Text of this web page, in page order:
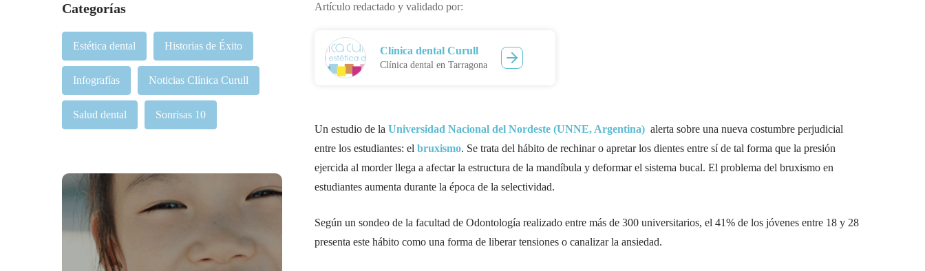
Categorías
Estética dental Historias de Éxito
Infografías Noticias Clínica Curull
Salud dental Sonrisas 10
Artículo redactado y validado por:
Clínica dental Curull
Clínica dental en Tarragona
Un estudio de la Universidad Nacional del Nordeste (UNNE, Argentina) alerta sobre una nueva costumbre perjudicial
entre los estudiantes: el bruxismo. Se trata del hábito de rechinar o apretar los dientes entre sí de tal forma que la presión
ejercida al morder llega a afectar la estructura de la mandíbula y deformar el sistema bucal. El problema del bruxismo en
estudiantes aumenta durante la época de la selectividad.
Según un sondeo de la facultad de Odontología realizado entre más de 300 universitarios, el 41% de los jóvenes entre 18 y 28
presenta este hábito como una forma de liberar tensiones o canalizar la ansiedad.